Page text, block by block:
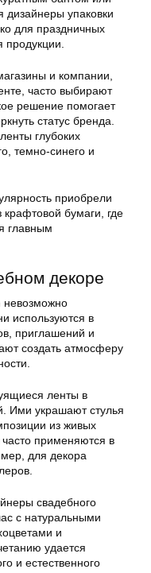
дизайнеры упаковки
для праздничных
и компании,
часто выбирают
решение помогает
статус бренда.
глубоких
темно-синего и
приобрели
крафтовой бумаги, где
главным
декоре
невозможно
используются в
приглашений и
создать атмосферу
ленты в
Ими украшают стулья
из живых
применяются в
для декора
свадебного
с натуральными
и
удается
и естественного